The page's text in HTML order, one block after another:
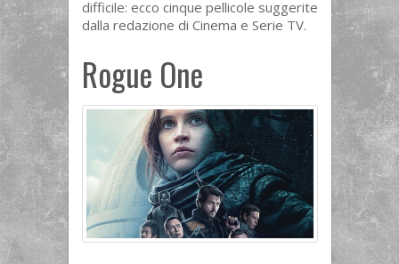
difficile: ecco cinque pellicole suggerite
dalla redazione di Cinema e Serie TV.
Rogue One